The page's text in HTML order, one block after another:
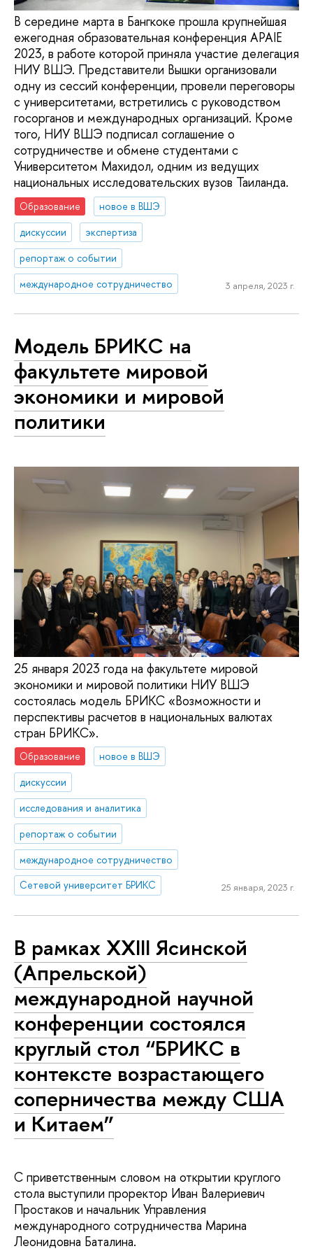
В середине марта в Бангкоке прошла крупнейшая
ежегодная образовательная конференция APAIE
2023, в работе которой приняла участие делегация
НИУ ВШЭ. Представители Вышки организовали
одну из сессий конференции, провели переговоры
с университетами, встретились с руководством
госорганов и международных организаций. Кроме
того, НИУ ВШЭ подписал соглашение о
сотрудничестве и обмене студентами с
Университетом Махидол, одним из ведущих
национальных исследовательских вузов Таиланда.
Образование
новое в ВШЭ
дискуссии
экспертиза
репортаж о событии
международное сотрудничество
3 апреля, 2023 г.
Модель БРИКС на
факультете мировой
экономики и мировой
политики
25 января 2023 года на факультете мировой
экономики и мировой политики НИУ ВШЭ
состоялась модель БРИКС «Возможности и
перспективы расчетов в национальных валютах
стран БРИКС».
Образование
новое в ВШЭ
дискуссии
исследования и аналитика
репортаж о событии
международное сотрудничество
Сетевой университет БРИКС
25 января, 2023 г.
В рамках XXIII Ясинской
(Апрельской)
международной научной
конференции состоялся
круглый стол “БРИКС в
контексте возрастающего
соперничества между США
и Китаем”
С приветственным словом на открытии круглого
стола выступили проректор Иван Валериевич
Простаков и начальник Управления
международного сотрудничества Марина
Леонидовна Баталина.